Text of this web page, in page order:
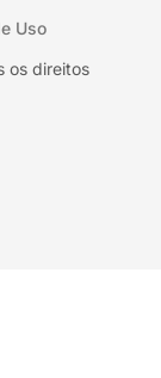
os direitos
Uso